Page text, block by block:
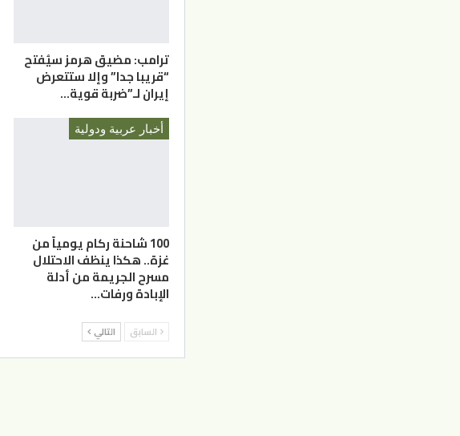
ترامب: مضيق هرمز سيُفتح
“قريبا جدا” وإلا ستتعرض
إيران لـ”ضربة قوية…
أخبار عربية ودولية
100 شاحنة ركام يومياً من
غزة.. هكذا ينظف الاحتلال
مسرح الجريمة من أدلة
الإبادة ورفات…
السابق التالي